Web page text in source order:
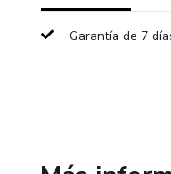
Garantía de 7